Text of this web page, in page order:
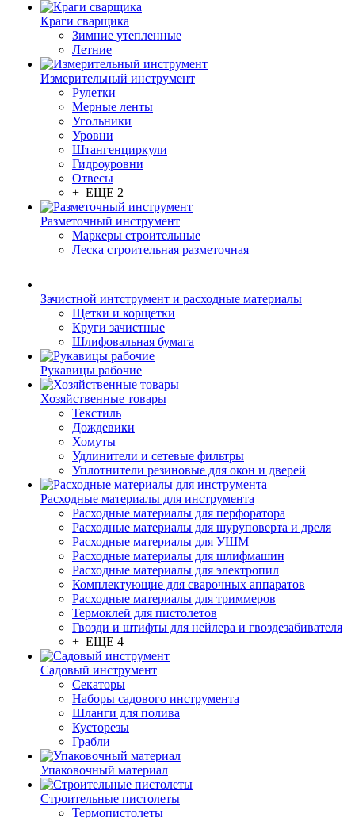
Краги сварщика
Зимние утепленные
Летние
Измерительный инструмент
Рулетки
Мерные ленты
Угольники
Уровни
Штангенциркули
Гидроуровни
Отвесы
+ ЕЩЕ 2
Разметочный инструмент
Маркеры строительные
Леска строительная разметочная
Зачистной интструмент и расходные материалы
Щетки и корщетки
Круги зачистные
Шлифовальная бумага
Рукавицы рабочие
Хозяйственные товары
Текстиль
Дождевики
Хомуты
Удлинители и сетевые фильтры
Уплотнители резиновые для окон и дверей
Расходные материалы для инструмента
Расходные материалы для перфоратора
Расходные материалы для шуруповерта и дреля
Расходные материалы для УШМ
Расходные материалы для шлифмашин
Расходные материалы для электропил
Комплектующие для сварочных аппаратов
Расходные материалы для триммеров
Термоклей для пистолетов
Гвозди и штифты для нейлера и гвоздезабивателя
+ ЕЩЕ 4
Садовый инструмент
Секаторы
Наборы садового инструмента
Шланги для полива
Кусторезы
Грабли
Упаковочный материал
Строительные пистолеты
Термопистолеты